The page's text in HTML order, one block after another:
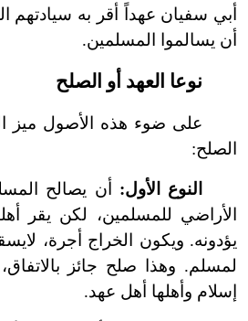
أبي سفيان عهداً أقر به سيادتهم
أن يسالموا المسلمين.
نوعا العهد أو الصلح
على ضوء هذه الأصول ميز
الصلح:
النوع الأول: أن يصالح
الأراضي للمسلمين، لكن يقر
يؤدونه. ويكون الخراج أجرة، لا
لمسلم. وهذا صلح جائز بالاتفاق،
إسلام وأهلها أهل عهد.